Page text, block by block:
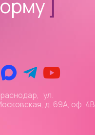
ул.
д. 69А, оф. 4В